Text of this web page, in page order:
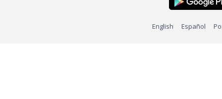
English Español